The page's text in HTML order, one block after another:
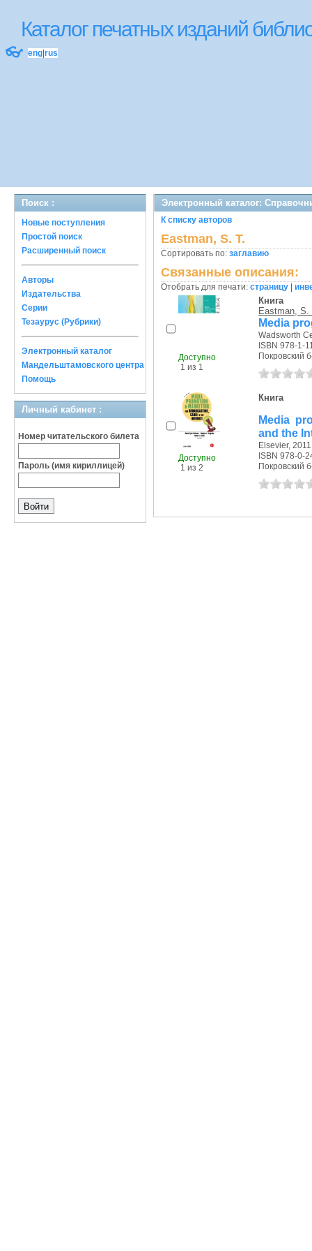
Каталог печатных изданий
👓 eng rus
Поиск :
Новые поступления
Простой поиск
Расширенный поиск
Авторы
Издательства
Серии
Тезаурус (Рубрики)
Электронный каталог
Мандельштамовского центра
Помощь
Личный кабинет :
Номер читательского билета
Пароль (имя кириллицей)
Электронный каталог:
К списку авторов
Eastman, S. T.
Сортировать по: заглавию
Связанные описания:
Отобрать для печати: страницу
Доступно
1 из 1
Книга
Eastman, S.
Media
Wadsworth
ISBN 978-1-
Покровский
Доступно
1 из 2
Книга
Media
and the
Elsevier, 2011
ISBN 978-0-
Покровский